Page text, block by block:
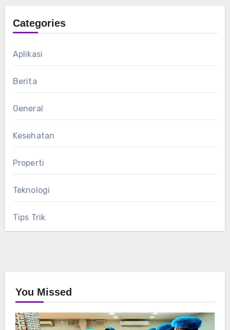
Categories
Aplikasi
Berita
General
Kesehatan
Properti
Teknologi
Tips Trik
You Missed